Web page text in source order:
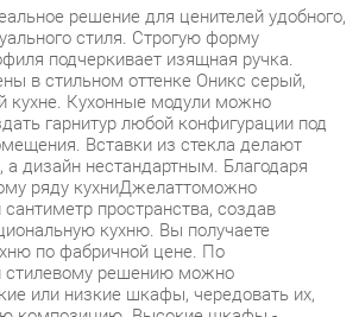
Кухонные модули можно
гарнитур любой конфигурации под
Вставки из стекла делают
дизайн нестандартным. Благодаря
ряду кухниДжелаттоможно
пространства, создав
кухню. Вы получаете
по фабричной цене. По
решению можно
или низкие шкафы, чередовать их,
композицию. Высокие шкафы -
можно выстроить кухню почти до
на верхние полки редко
- классический, итальянский.